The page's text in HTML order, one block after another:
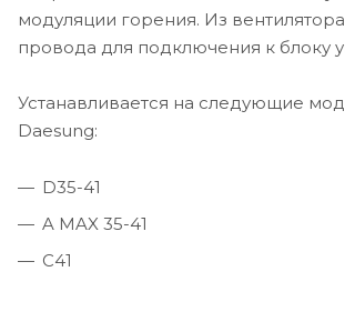
модуляции горения. Из
провода для подключения к блоку
Устанавливается на следующие
Daesung:
D35-41
A MAX 35-41
C41